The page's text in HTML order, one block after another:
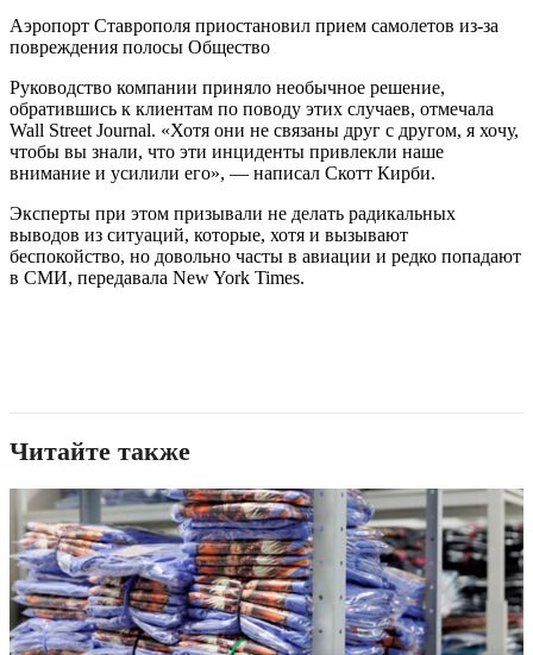
Аэропорт Ставрополя приостановил прием самолетов из-за
повреждения полосы Общество
Руководство компании приняло необычное решение,
обратившись к клиентам по поводу этих случаев, отмечала
Wall Street Journal. «Хотя они не связаны друг с другом, я хочу,
чтобы вы знали, что эти инциденты привлекли наше
внимание и усилили его», — написал Скотт Кирби.
Эксперты при этом призывали не делать радикальных
выводов из ситуаций, которые, хотя и вызывают
беспокойство, но довольно часты в авиации и редко попадают
в СМИ, передавала New York Times.
Читайте также